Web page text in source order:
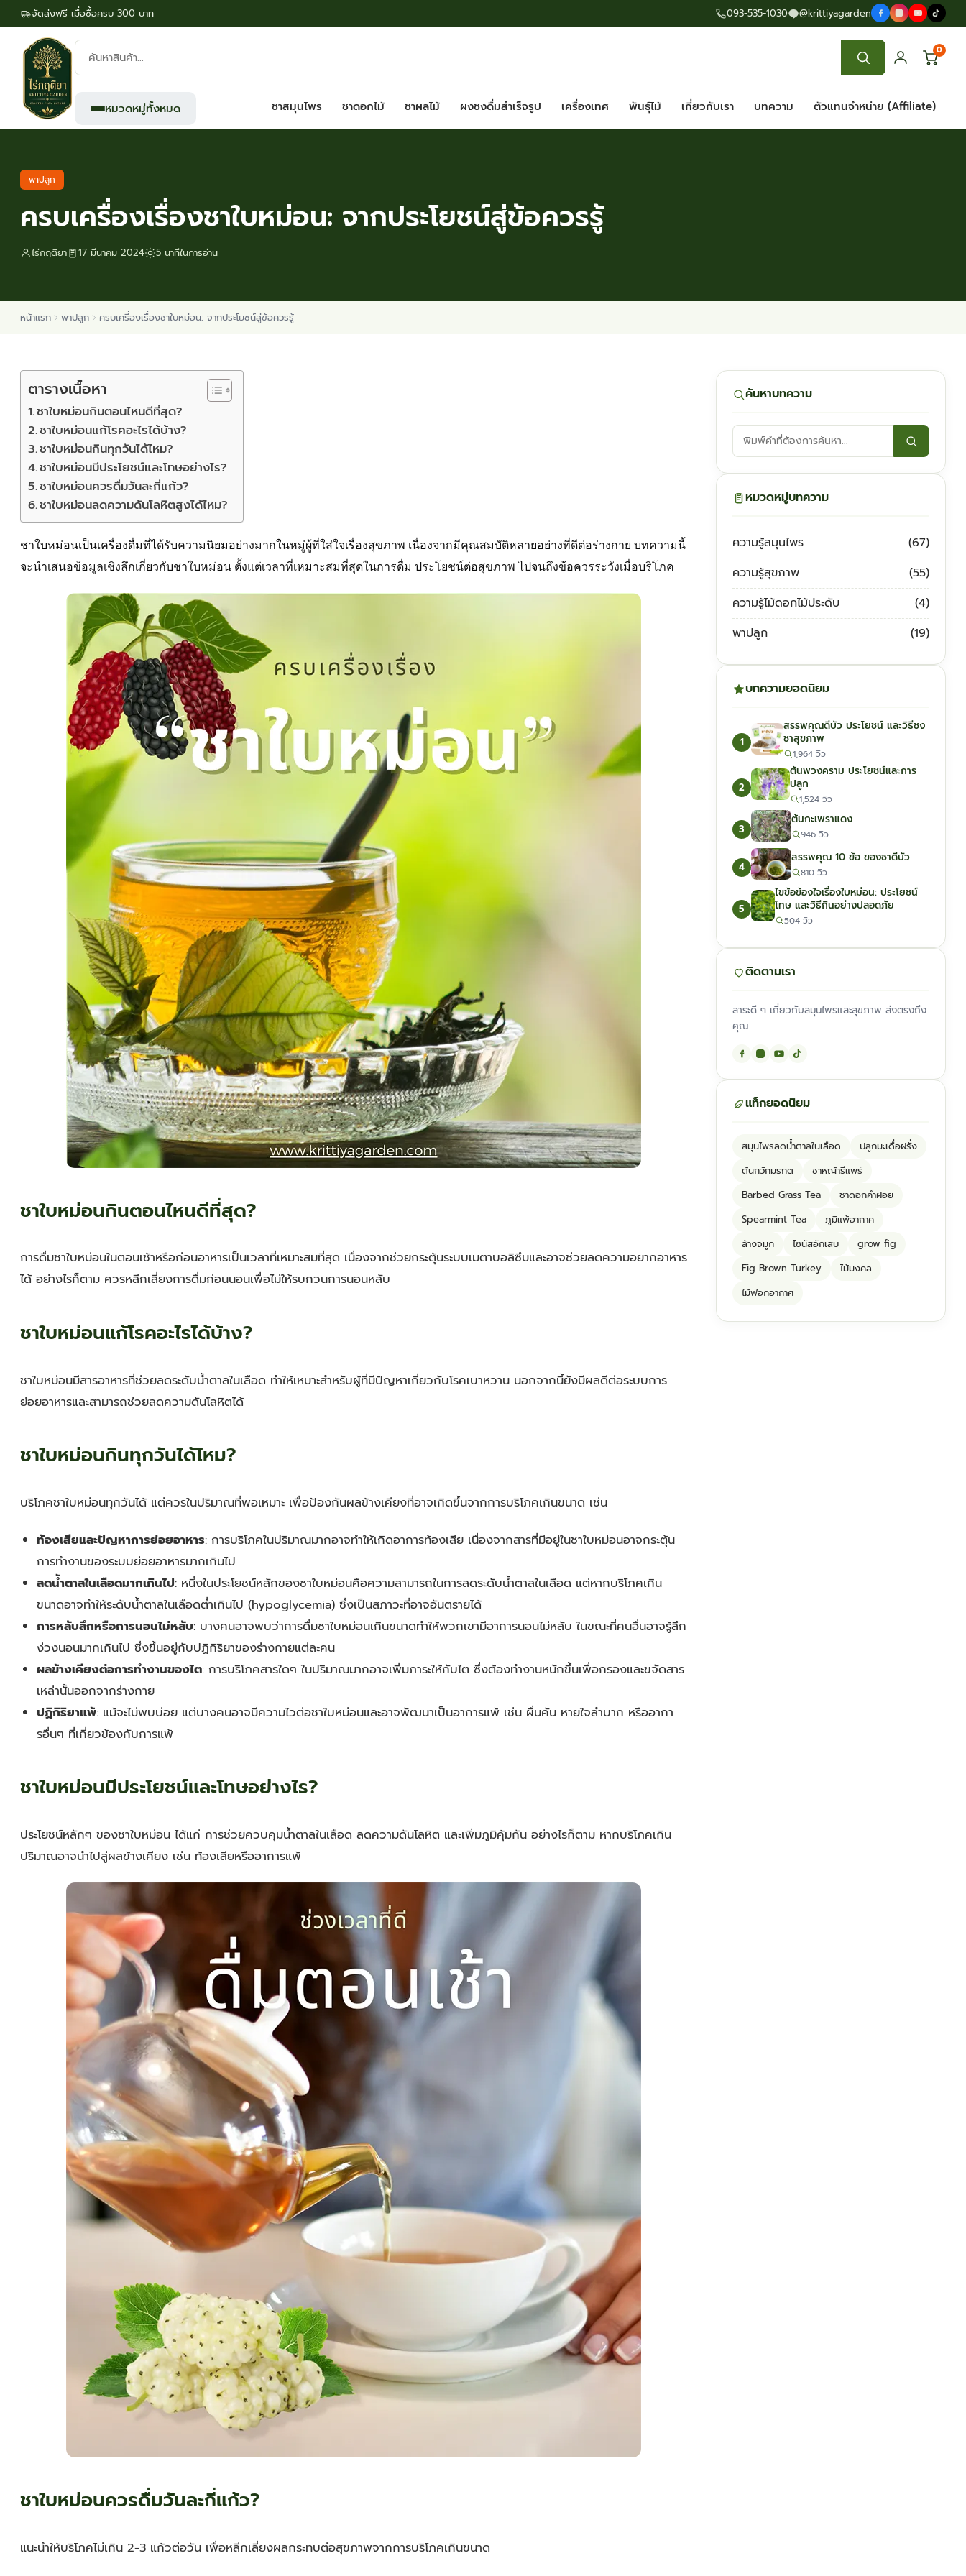
จัดส่งฟรี เมื่อซื้อครบ 300 บาท 093-535-1030 @krittiyagarden
ค้นหา
สินค้า:
0
หมวดหมู่ทั้งหมด ชาสมุนไพร ชาดอกไม้ ชาผลไม้ ผงชงดื่มสำเร็จรูป เครื่องเทศ พันธุ์ไม้ เกี่ยวกับเรา บทความ ตัวแทนจำหน่าย (Affiliate)
พาปลูก
ครบเครื่องเรื่องชาใบหม่อน: จากประโยชน์สู่ข้อควรรู้
ไร่กฤติยา 17 มีนาคม 2024 5 นาทีในการอ่าน
หน้าแรก พาปลูก ครบเครื่องเรื่องชาใบหม่อน: จากประโยชน์สู่ข้อควรรู้
ตารางเนื้อหา
ชาใบหม่อนกินตอนไหนดีที่สุด?
ชาใบหม่อนแก้โรคอะไรได้บ้าง?
ชาใบหม่อนกินทุกวันได้ไหม?
ชาใบหม่อนมีประโยชน์และโทษอย่างไร?
ชาใบหม่อนควรดื่มวันละกี่แก้ว?
ชาใบหม่อนลดความดันโลหิตสูงได้ไหม?
ชาใบหม่อนเป็นเครื่องดื่มที่ได้รับความนิยมอย่างมากในหมู่ผู้ที่ใส่ใจเรื่องสุขภาพ เนื่องจากมีคุณสมบัติหลายอย่างที่ดีต่อร่างกาย บทความนี้
จะนำเสนอข้อมูลเชิงลึกเกี่ยวกับชาใบหม่อน ตั้งแต่เวลาที่เหมาะสมที่สุดในการดื่ม ประโยชน์ต่อสุขภาพ ไปจนถึงข้อควรระวังเมื่อบริโภค
ชาใบหม่อนกินตอนไหนดีที่สุด?
การดื่มชาใบหม่อนในตอนเช้าหรือก่อนอาหารเป็นเวลาที่เหมาะสมที่สุด เนื่องจากช่วยกระตุ้นระบบเมตาบอลิซึมและอาจช่วยลดความอยากอาหาร
ได้ อย่างไรก็ตาม ควรหลีกเลี่ยงการดื่มก่อนนอนเพื่อไม่ให้รบกวนการนอนหลับ
ชาใบหม่อนแก้โรคอะไรได้บ้าง?
ชาใบหม่อนมีสารอาหารที่ช่วยลดระดับน้ำตาลในเลือด ทำให้เหมาะสำหรับผู้ที่มีปัญหาเกี่ยวกับโรคเบาหวาน นอกจากนี้ยังมีผลดีต่อระบบการ
ย่อยอาหารและสามารถช่วยลดความดันโลหิตได้
ชาใบหม่อนกินทุกวันได้ไหม?
บริโภคชาใบหม่อนทุกวันได้ แต่ควรในปริมาณที่พอเหมาะ เพื่อป้องกันผลข้างเคียงที่อาจเกิดขึ้นจากการบริโภคเกินขนาด เช่น
ท้องเสียและปัญหาการย่อยอาหาร: การบริโภคในปริมาณมากอาจทำให้เกิดอาการท้องเสีย เนื่องจากสารที่มีอยู่ในชาใบหม่อนอาจกระตุ้น
การทำงานของระบบย่อยอาหารมากเกินไป
ลดน้ำตาลในเลือดมากเกินไป: หนึ่งในประโยชน์หลักของชาใบหม่อนคือความสามารถในการลดระดับน้ำตาลในเลือด แต่หากบริโภคเกิน
ขนาดอาจทำให้ระดับน้ำตาลในเลือดต่ำเกินไป (hypoglycemia) ซึ่งเป็นสภาวะที่อาจอันตรายได้
การหลับลึกหรือการนอนไม่หลับ: บางคนอาจพบว่าการดื่มชาใบหม่อนเกินขนาดทำให้พวกเขามีอาการนอนไม่หลับ ในขณะที่คนอื่นอาจรู้สึก
ง่วงนอนมากเกินไป ซึ่งขึ้นอยู่กับปฏิกิริยาของร่างกายแต่ละคน
ผลข้างเคียงต่อการทำงานของไต: การบริโภคสารใดๆ ในปริมาณมากอาจเพิ่มภาระให้กับไต ซึ่งต้องทำงานหนักขึ้นเพื่อกรองและขจัดสาร
เหล่านั้นออกจากร่างกาย
ปฏิกิริยาแพ้: แม้จะไม่พบบ่อย แต่บางคนอาจมีความไวต่อชาใบหม่อนและอาจพัฒนาเป็นอาการแพ้ เช่น ผื่นคัน หายใจลำบาก หรืออากา
รอื่นๆ ที่เกี่ยวข้องกับการแพ้
ชาใบหม่อนมีประโยชน์และโทษอย่างไร?
ประโยชน์หลักๆ ของชาใบหม่อน ได้แก่ การช่วยควบคุมน้ำตาลในเลือด ลดความดันโลหิต และเพิ่มภูมิคุ้มกัน อย่างไรก็ตาม หากบริโภคเกิน
ปริมาณอาจนำไปสู่ผลข้างเคียง เช่น ท้องเสียหรืออาการแพ้
ชาใบหม่อนควรดื่มวันละกี่แก้ว?
แนะนำให้บริโภคไม่เกิน 2-3 แก้วต่อวัน เพื่อหลีกเลี่ยงผลกระทบต่อสุขภาพจากการบริโภคเกินขนาด
ค้นหาบทความ
ค้นหา
บทความ:
หมวดหมู่บทความ
ความรู้สมุนไพร
(67)
ความรู้สุขภาพ
(55)
ความรู้ไม้ดอกไม้ประดับ
(4)
พาปลูก
(19)
บทความยอดนิยม
1
สรรพคุณดีบัว ประโยชน์ และวิธีชง
ชาสุขภาพ
1,964 วิว
2
ต้นพวงคราม ประโยชน์และการ
ปลูก
1,524 วิว
3
ต้นกะเพราแดง
946 วิว
4
สรรพคุณ 10 ข้อ ของชาดีบัว
810 วิว
5
ไขข้อข้องใจเรื่องใบหม่อน: ประโยชน์
โทษ และวิธีกินอย่างปลอดภัย
504 วิว
ติดตามเรา
สาระดี ๆ เกี่ยวกับสมุนไพรและสุขภาพ ส่งตรงถึง
คุณ
แท็กยอดนิยม
สมุนไพรลดน้ำตาลในเลือด
ปลูกมะเดื่อฝรั่ง
ต้นกวักมรกต
ชาหญ้ารีแพร์
Barbed Grass Tea
ชาดอกคำฝอย
Spearmint Tea
ภูมิแพ้อากาศ
ล้างจมูก
ไซนัสอักเสบ
grow fig
Fig Brown Turkey
ไม้มงคล
ไม้ฟอกอากาศ